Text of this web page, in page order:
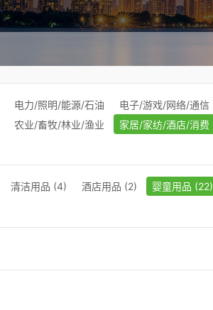
电力/照明/能源/石油 电子/游戏/网络/通信
农业/畜牧/林业/渔业 家居/家纺/酒店/消费
清洁用品 (4) 酒店用品 (2) 婴童用品 (22)